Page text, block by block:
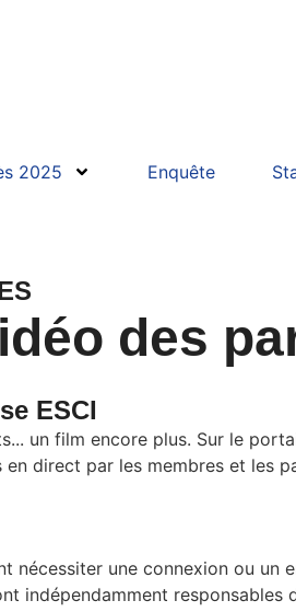
2025 Enquête
des
ESCI
un film encore plus. Sur le
direct par les membres et les
nécessiter une connexion ou un
indépendamment